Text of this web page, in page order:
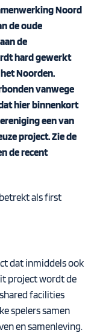
Noord
de oude
de
hard gewerkt
Noorden.
vanwege
hier binnenkort
een van
project. Zie de
de recent
als first
dat inmiddels ook
project wordt de
facilities
spelers samen
en samenleving.